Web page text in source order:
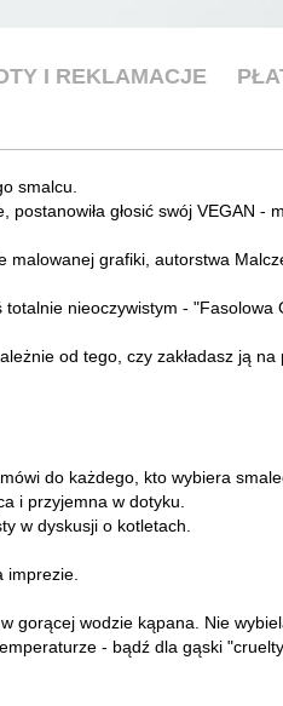
I REKLAMACJE
smalcu.
głosić swój VEGAN -
malowanej grafiki, autorstwa
nieoczywistym - "Fasolowa
od tego, czy zakładasz ją
do każdego, kto wybiera
i przyjemna w dotyku.
w dyskusji o kotletach.
imprezie.
gorącej wodzie kąpana. Nie
- bądź dla gąski